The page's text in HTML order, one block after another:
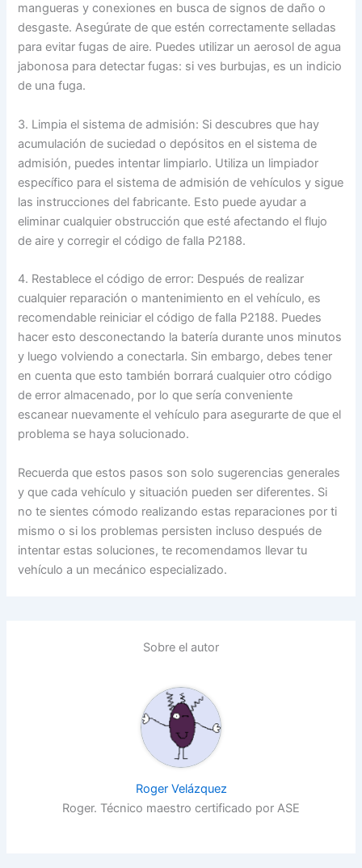
mangueras y conexiones en busca de signos de daño o
desgaste. Asegúrate de que estén correctamente selladas
para evitar fugas de aire. Puedes utilizar un aerosol de agua
jabonosa para detectar fugas: si ves burbujas, es un indicio
de una fuga.
3. Limpia el sistema de admisión: Si descubres que hay
acumulación de suciedad o depósitos en el sistema de
admisión, puedes intentar limpiarlo. Utiliza un limpiador
específico para el sistema de admisión de vehículos y sigue
las instrucciones del fabricante. Esto puede ayudar a
eliminar cualquier obstrucción que esté afectando el flujo
de aire y corregir el código de falla P2188.
4. Restablece el código de error: Después de realizar
cualquier reparación o mantenimiento en el vehículo, es
recomendable reiniciar el código de falla P2188. Puedes
hacer esto desconectando la batería durante unos minutos
y luego volviendo a conectarla. Sin embargo, debes tener
en cuenta que esto también borrará cualquier otro código
de error almacenado, por lo que sería conveniente
escanear nuevamente el vehículo para asegurarte de que el
problema se haya solucionado.
Recuerda que estos pasos son solo sugerencias generales
y que cada vehículo y situación pueden ser diferentes. Si
no te sientes cómodo realizando estas reparaciones por ti
mismo o si los problemas persisten incluso después de
intentar estas soluciones, te recomendamos llevar tu
vehículo a un mecánico especializado.
Sobre el autor
Roger Velázquez
Roger. Técnico maestro certificado por ASE